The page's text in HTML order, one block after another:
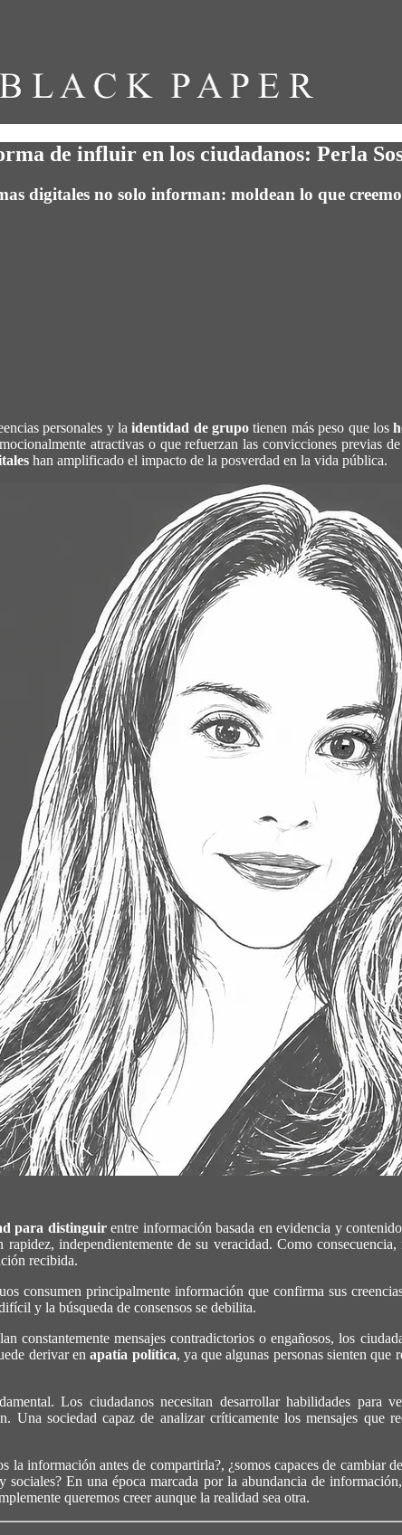
de influir en los ciudadanos: Perla
digitales no solo informan: moldean lo que
personales y laidentidad de grupo tienen más peso que los
atractivas o que refuerzan las convicciones previas
han amplificado el impacto de la posverdad en la vida pública.
para distinguirentre información basada en evidencia y
independientemente de su veracidad. Como
recibida.
consumen principalmente información que confirma sus
y la búsqueda de consensos se debilita.
constantemente mensajes contradictorios o engañosos, los
derivar enapatía política, ya que algunas personas sienten
Los ciudadanos necesitan desarrollar habilidades para
sociedad capaz de analizar críticamente los mensajes que
información antes de compartirla?, ¿somos capaces de cambiar
En una época marcada por la abundancia de
queremos creer aunque la realidad sea otra.